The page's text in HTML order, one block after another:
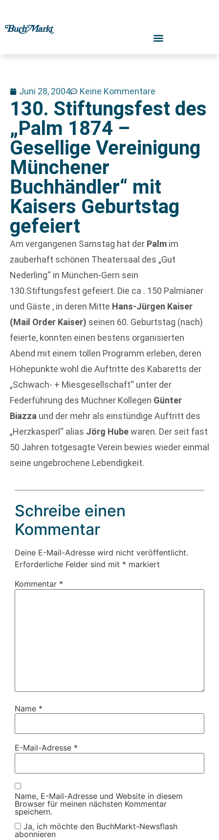
Juni 28, 2004 Keine Kommentare
130. Stiftungsfest des
„Palm 1874 –
Gesellige Vereinigung
Münchener
Buchhändler“ mit
Kaisers Geburtstag
gefeiert
Am vergangenen Samstag hat der Palm im
zauberhaft schönen Theatersaal des „Gut
Nederling“ in München-Gern sein
130.Stiftungsfest gefeiert. Die ca . 150 Palmianer
und Gäste , in deren Mitte Hans-Jürgen Kaiser
(Mail Order Kaiser) seinen 60. Geburtstag (nach)
feierte, konnten einen bestens organisierten
Abend mit einem tollen Programm erleben, deren
Höhepunkte wohl die Auftritte des Kabaretts der
„Schwach- + Miesgesellschaft“ unter der
Federführung des Müchner Kollegen Günter
Biazza und der mehr als einstündige Auftritt des
„Herzkasperl“ alias Jörg Hubewaren. Der seit fast
50 Jahren totgesagte Verein bewies wieder einmal
seine ungebrochene Lebendigkeit.
Schreibe einen
Kommentar
Deine E-Mail-Adresse wird nicht veröffentlicht.
Erforderliche Felder sind mit * markiert
Kommentar *
Name *
E-Mail-Adresse *
Name, E-Mail-Adresse und Website in diesem
Browser für meinen nächsten Kommentar
speichern.
Ja, ich möchte den BuchMarkt-Newsflash
abonnieren